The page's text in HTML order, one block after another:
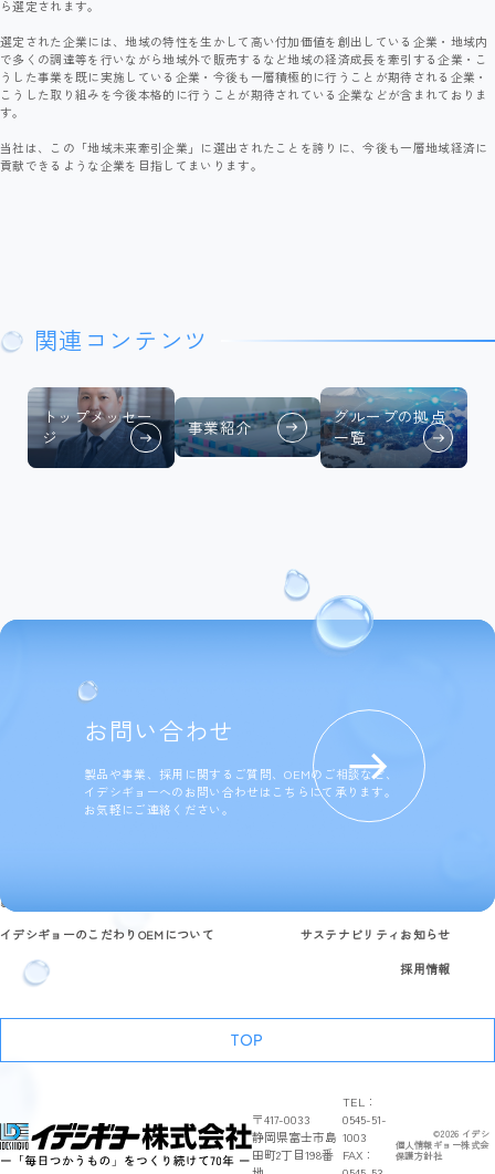
ら選定されます。
選定された企業には、地域の特性を生かして高い付加価値を創出している企業・地域内
で多くの調達等を行いながら地域外で販売するなど地域の経済成長を牽引する企業・こ
うした事業を既に実施している企業・今後も一層積極的に行うことが期待される企業・
こうした取り組みを今後本格的に行うことが期待されている企業などが含まれておりま
す。
当社は、この「地域未来牽引企業」に選出されたことを誇りに、今後も一層地域経済に
貢献できるような企業を目指してまいります。
関連コンテンツ
トップメッセー
ジ
事業紹介
グループの拠点
一覧
お問い合わせ
製品や事業、採用に関するご質問、OEMのご相談など、
イデシギョーへのお問い合わせはこちらにて承ります。
お気軽にご連絡ください。
製品情報
イデシギョーのこだわりOEMについて
サステナビリティ お知らせ
採用情報
TOP
〒417-0033
静岡県富士市島
田町2丁目198番
TEL：
0545-51-
1003
FAX：
個人情報
保護方針
©2026 イデシ
ギョー株式会
社